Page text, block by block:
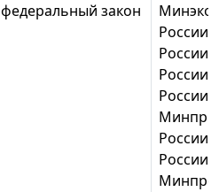
федеральный закон
России,
России,
России,
России,